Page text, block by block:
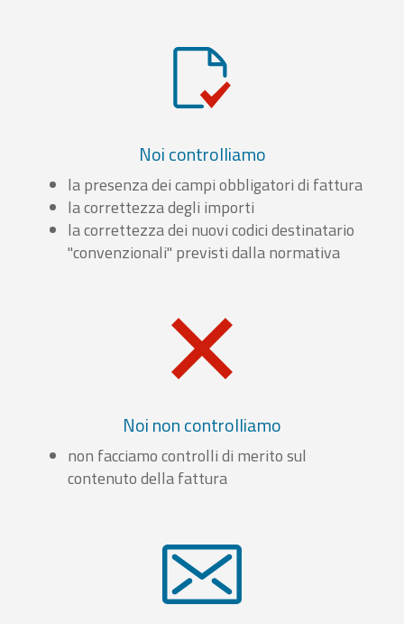
Noi controlliamo
la presenza dei campi obbligatori di fattura
la correttezza degli importi
la correttezza dei nuovi codici destinatario
"convenzionali" previsti dalla normativa
Noi non controlliamo
non facciamo controlli di merito sul
contenuto della fattura